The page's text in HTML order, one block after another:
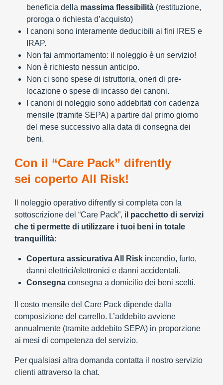
beneficia della massima flessibilità (restituzione,
proroga o richiesta d’acquisto)
I canoni sono interamente deducibili ai fini IRES e
IRAP.
Non fai ammortamento: il noleggio è un servizio!
Non è richiesto nessun anticipo.
Non ci sono spese di istruttoria, oneri di pre-
locazione o spese di incasso dei canoni.
I canoni di noleggio sono addebitati con cadenza
mensile (tramite SEPA) a partire dal primo giorno
del mese successivo alla data di consegna dei
beni.
Con il “Care Pack” difrently
sei coperto All Risk!
Il noleggio operativo difrently si completa con la
sottoscrizione del “Care Pack”, il pacchetto di servizi
che ti permette di utilizzare i tuoi beni in totale
tranquillità:
Copertura assicurativa All Risk incendio, furto,
danni elettrici/elettronici e danni accidentali.
Consegna consegna a domicilio dei beni scelti.
Il costo mensile del Care Pack dipende dalla
composizione del carrello. L’addebito avviene
annualmente (tramite addebito SEPA) in proporzione
ai mesi di competenza del servizio.
Per qualsiasi altra domanda contatta il nostro servizio
clienti attraverso la chat.